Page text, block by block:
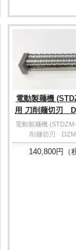
電動製麺機
用 刀削麺切刃
電動製麺機
削麺切刃
140,800円（